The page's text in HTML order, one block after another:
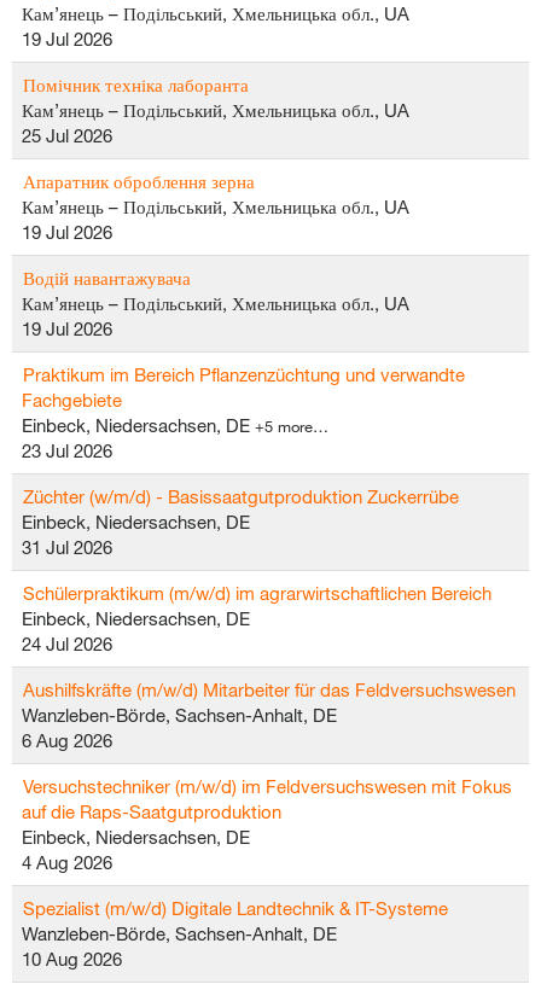
Кам’янець – Подільський, Хмельницька обл., UA
19 Jul 2026
Помічник техніка лаборанта
Кам’янець – Подільський, Хмельницька обл., UA
25 Jul 2026
Апаратник оброблення зерна
Кам’янець – Подільський, Хмельницька обл., UA
19 Jul 2026
Водій навантажувача
Кам’янець – Подільський, Хмельницька обл., UA
19 Jul 2026
Praktikum im Bereich Pflanzenzüchtung und verwandte
Fachgebiete
Einbeck, Niedersachsen, DE +5 more…
23 Jul 2026
Züchter (w/m/d) - Basissaatgutproduktion Zuckerrübe
Einbeck, Niedersachsen, DE
31 Jul 2026
Schülerpraktikum (m/w/d) im agrarwirtschaftlichen Bereich
Einbeck, Niedersachsen, DE
24 Jul 2026
Aushilfskräfte (m/w/d) Mitarbeiter für das Feldversuchswesen
Wanzleben-Börde, Sachsen-Anhalt, DE
6 Aug 2026
Versuchstechniker (m/w/d) im Feldversuchswesen mit Fokus
auf die Raps-Saatgutproduktion
Einbeck, Niedersachsen, DE
4 Aug 2026
Spezialist (m/w/d) Digitale Landtechnik & IT-Systeme
Wanzleben-Börde, Sachsen-Anhalt, DE
10 Aug 2026